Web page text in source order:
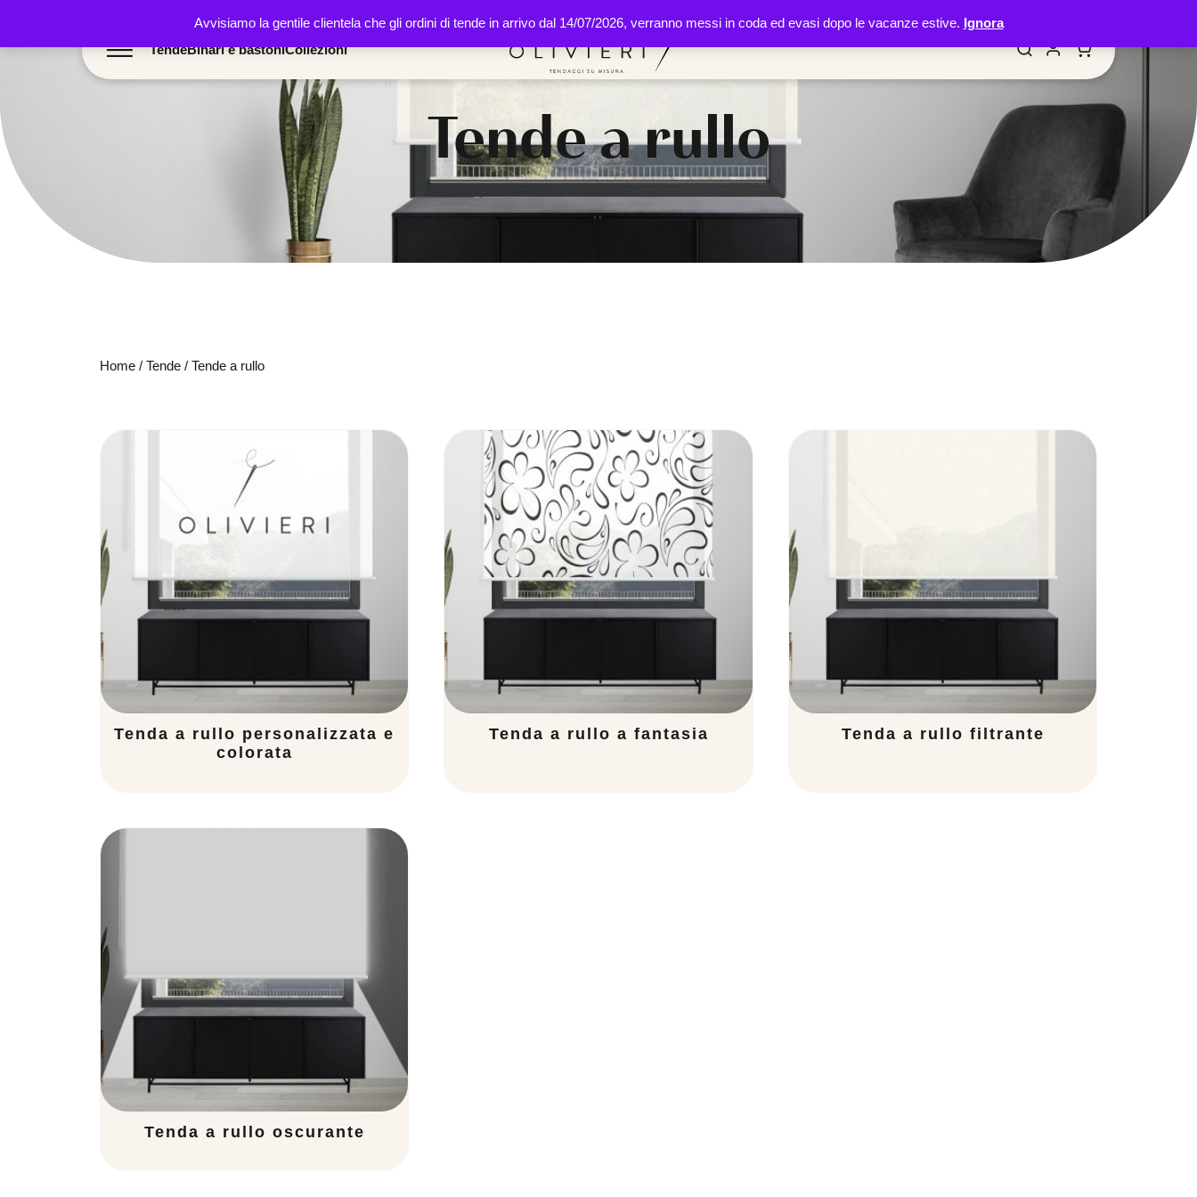
Avvisiamo la gentile clientela che gli ordini di tende in arrivo dal 14/07/2026, verranno messi in coda ed evasi dopo le vacanze estive. Ignora
TendeBinari e bastoniCollezioni
Tende a rullo
Home/ Tende/ Tende a rullo
Tenda a rullo personalizzata e
colorata
Tenda a rullo a fantasia Tenda a rullo filtrante
Tenda a rullo oscurante